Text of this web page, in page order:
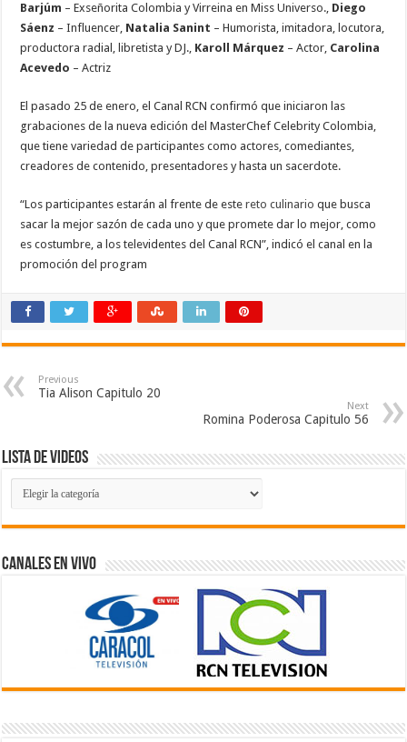
Barjúm – Exseñorita Colombia y Virreina en Miss Universo., Diego
Sáenz – Influencer, Natalia Sanint – Humorista, imitadora, locutora,
productora radial, libretista y DJ., Karoll Márquez – Actor, Carolina
Acevedo – Actriz
El pasado 25 de enero, el Canal RCN confirmó que iniciaron las
grabaciones de la nueva edición del MasterChef Celebrity Colombia,
que tiene variedad de participantes como actores, comediantes,
creadores de contenido, presentadores y hasta un sacerdote.
“Los participantes estarán al frente de estereto culinario que busca
sacar la mejor sazón de cada uno y que promete dar lo mejor, como
es costumbre, a los televidentes del Canal RCN”, indicó el canal en la
promoción del program
Previous
Tia Alison Capitulo 20
Next
Romina Poderosa Capitulo 56
Lista de Videos
Lista
de
Videos
Canales En Vivo